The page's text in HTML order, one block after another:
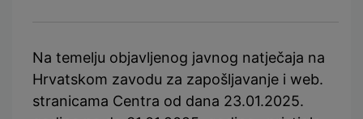
Na temelju objavljenog javnog natječaja na
Hrvatskom zavodu za zapošljavanje i web.
stranicama Centra od dana 23.01.2025.